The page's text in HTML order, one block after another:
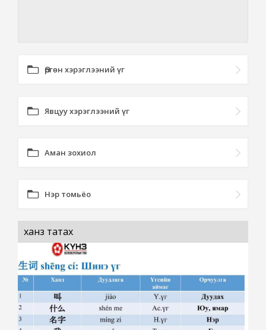
Өргөн хэрэглээний үг
Явцуу хэрэглээний үг
Аман зохиол
Нэр томьёо
ханз татах